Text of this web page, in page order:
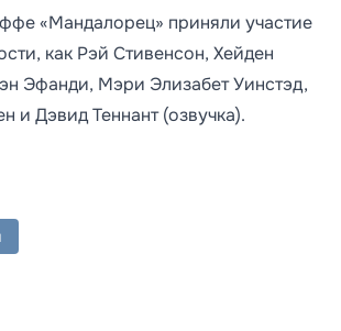
«Мандалорец» приняли участие
как Рэй Стивенсон, Хейден
Эфанди, Мэри Элизабет Уинстэд,
и Дэвид Теннант (озвучка).